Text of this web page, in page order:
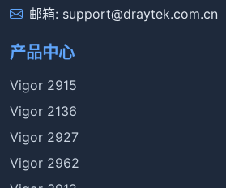
邮箱: support@draytek.com.cn
产品中心
Vigor 2915
Vigor 2136
Vigor 2927
Vigor 2962